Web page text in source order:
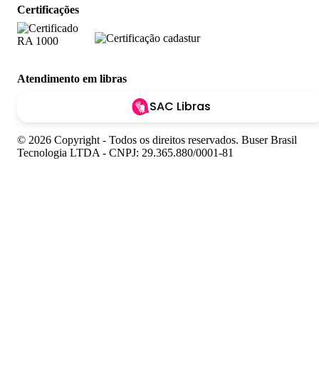
Certificações
Atendimento em libras
SAC Libras
© 2026 Copyright - Todos os direitos reservados. Buser Brasil
Tecnologia LTDA - CNPJ: 29.365.880/0001-81